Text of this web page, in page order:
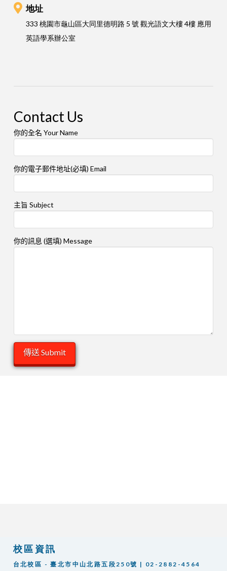
地址
333 桃園市龜山區大同里德明路 5 號 觀光語文大樓 4樓 應用
英語學系辦公室
Contact Us
你的全名 Your Name
你的電子郵件地址(必填) Email
主旨 Subject
你的訊息 (選填) Message
校區資訊
台北校區 - 臺北市中山北路五段250號 | 02-2882-4564